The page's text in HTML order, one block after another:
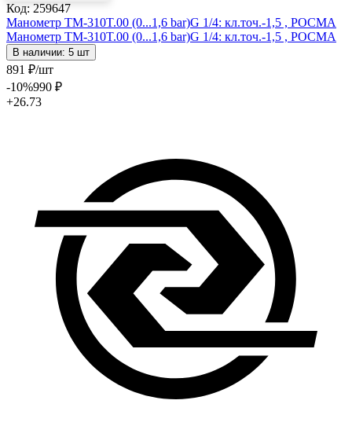
Код: 259647
Манометр ТМ-310T.00 (0...1,6 bar)G 1/4: кл.точ.-1,5 , РОСМА
Манометр ТМ-310T.00 (0...1,6 bar)G 1/4: кл.точ.-1,5 , РОСМА
В наличии: 5 шт
891 ₽/шт
-10%990 ₽
+26.73